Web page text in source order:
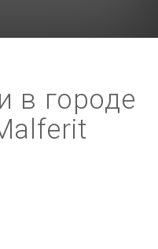
в городе